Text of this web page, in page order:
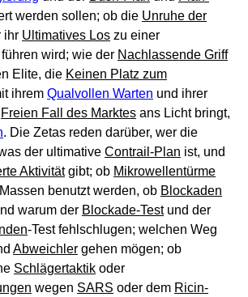
werden sollen; ob die Unruhe der
ihr Ultimatives Los zu einer
wird; wie der Nachlassende Griff
Elite, die Keinen Platz zum
ihrem Qualvollen Warten und ihrer
Freien Fall des Marktes ans Licht bringt,
. Die Zetas reden darüber, wer die
der ultimative Contrail-Plan ist, und
Aktivitätgibt; ob Mikrowellentürme
benutzt werden, ob Blockaden
warum der Blockade-Testund der
-Test fehlschlugen; welchen Weg
Abweichler gehen mögen; ob
Schlägertaktik oder
wegen SARS oder dem Ricin-